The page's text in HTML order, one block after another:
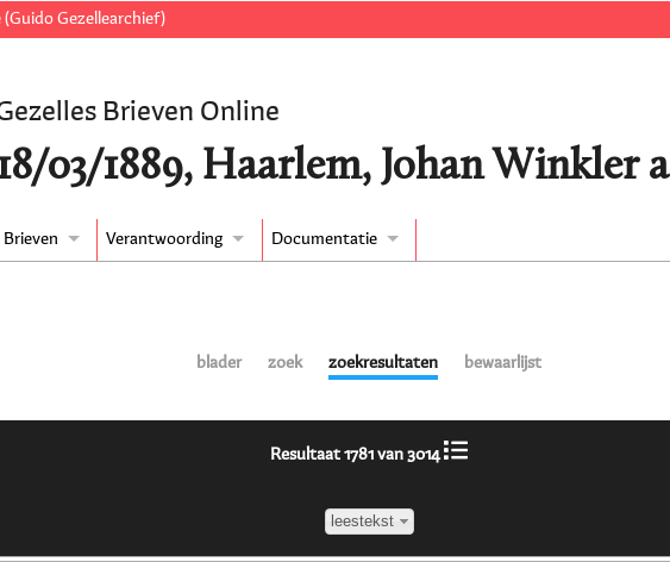
Gezellearchief)
Brieven Online
03/1889, Haarlem, Johan Winkler
Brieven Verantwoording Documentatie
blader zoek zoekresultaten bewaarlijst
Resultaat 1781 van 3014
leestekst